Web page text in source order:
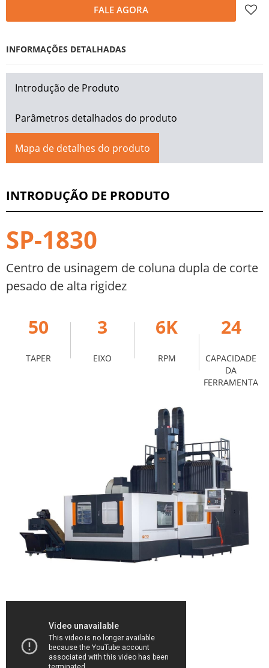
FALE AGORA
INFORMAÇÕES DETALHADAS
Introdução de Produto
Parâmetros detalhados do produto
Mapa de detalhes do produto
INTRODUÇÃO DE PRODUTO
SP-1830
Centro de usinagem de coluna dupla de corte
pesado de alta rigidez
50
TAPER
3
EIXO
6K
RPM
24
CAPACIDADE
DA
FERRAMENTA